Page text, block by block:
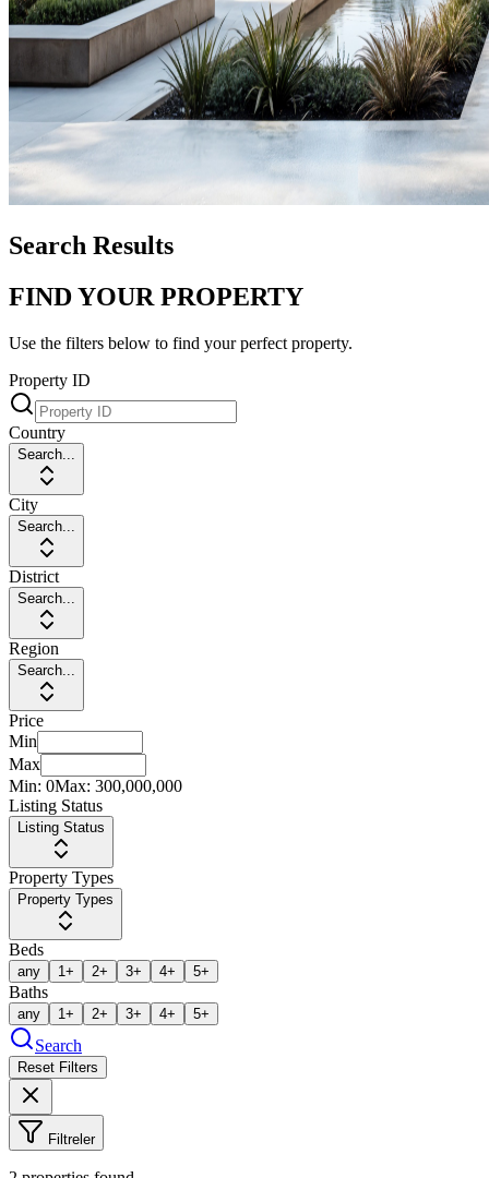
Search Results
FIND YOUR PROPERTY
Use the filters below to find your perfect property.
Property ID
Country
Search...
City
Search...
District
Search...
Region
Search...
Price
Min
Max
Min: 0Max: 300,000,000
Listing Status
Listing Status
Property Types
Property Types
Beds
any 1+ 2+ 3+ 4+ 5+
Baths
any 1+ 2+ 3+ 4+ 5+
Search
Reset Filters
Filtreler